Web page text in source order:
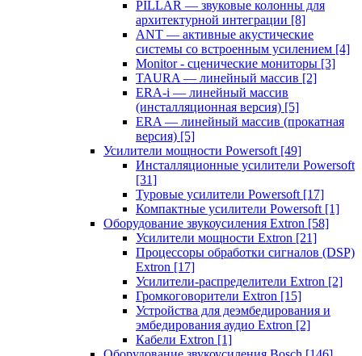
PILLAR — звуковые колонны для
архитектурной интеграции [8]
ANT — активные акустические
системы со встроенным усилением [4]
Monitor - сценические мониторы [3]
TAURA — линейный массив [2]
ERA-i — линейный массив
(инсталляционная версия) [5]
ERA — линейный массив (прокатная
версия) [5]
Усилители мощности Powersoft [49]
Инсталляционные усилители Powersoft
[31]
Туровые усилители Powersoft [17]
Компактные усилители Powersoft [1]
Оборудование звукоусиления Extron [58]
Усилители мощности Extron [21]
Процессоры обработки сигналов (DSP)
Extron [17]
Усилители-распределители Extron [2]
Громкоговорители Extron [15]
Устройства для деэмбедирования и
эмбедирования аудио Extron [2]
Кабели Extron [1]